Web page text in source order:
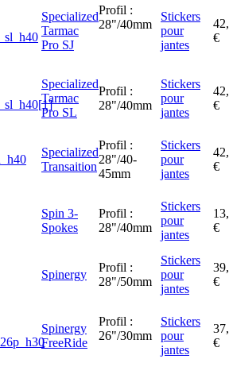
Specialized
Tarmac
Pro SJ
Profil :
28"/40mm
Stickers
pour
jantes
€
Specialized
Tarmac
Pro SL
Profil :
28"/40mm
Stickers
pour
jantes
€
Specialized
Transaition
Profil :
28"/40-
45mm
Stickers
pour
jantes
€
Spin 3-
Spokes
Profil :
28"/40mm
Stickers
pour
jantes
€
Spinergy
Profil :
28"/50mm
Stickers
pour
jantes
€
Spinergy
FreeRide
Profil :
26"/30mm
Stickers
pour
jantes
€